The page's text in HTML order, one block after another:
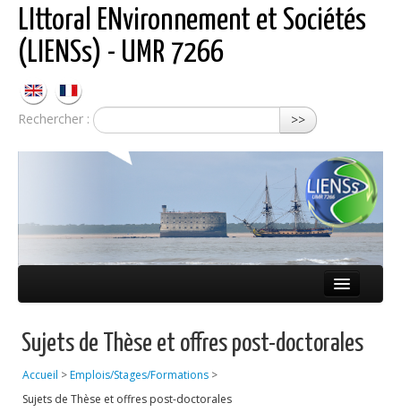
LIttoral ENvironnement et Sociétés
(LIENSs) - UMR 7266
Rechercher : >>
Équipes
Réseaux
Sujets de Thèse et offres post-doctorales
Accueil >Emplois/Stages/Formations >
Sujets de Thèse et offres post-doctorales